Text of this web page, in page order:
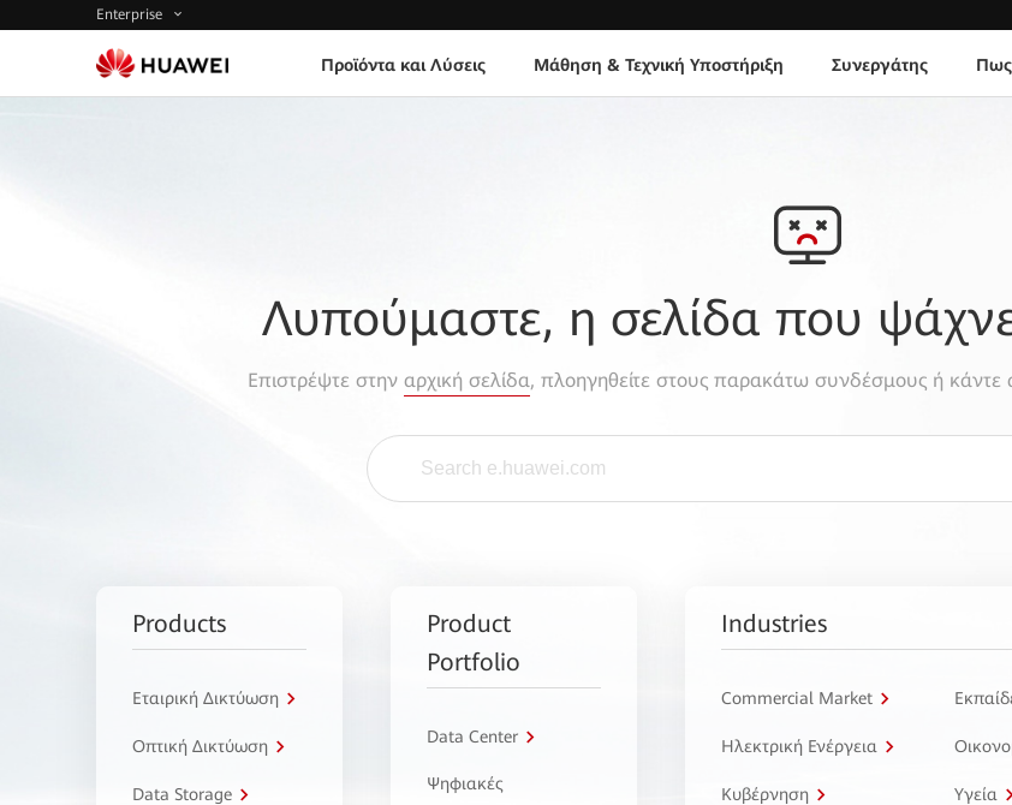
Enterprise
Προϊόντα και Λύσεις Μάθηση & Τεχνική Υποστήριξη Συνεργάτης Πως
Λυπούμαστε, η σελίδα που
Επιστρέψτε στην αρχική σελίδα, πλοηγηθείτε στους παρακάτω συνδέσμους ή κάντε
Products
Εταιρική Δικτύωση
Οπτική Δικτύωση
Data Storage
Product
Portfolio
Data Center
Ψηφιακές
Industries
Commercial Market
Ηλεκτρική Ενέργεια
Κυβέρνηση Υγεία